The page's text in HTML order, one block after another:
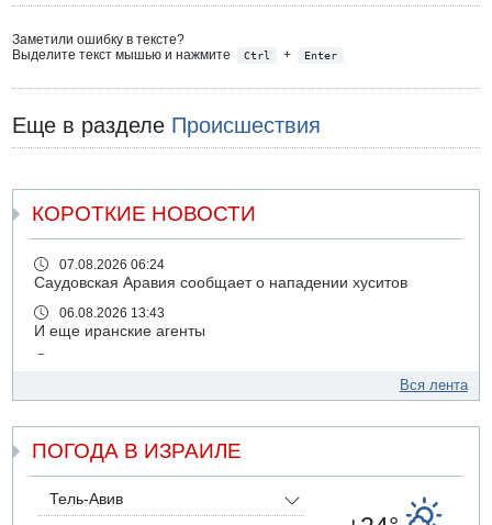
Заметили ошибку в тексте?
Выделите текст мышью и нажмите
Ctrl + Enter
Еще в разделе Происшествия
КОРОТКИЕ НОВОСТИ
07.08.2026 06:24
Саудовская Аравия сообщает о нападении хуситов
06.08.2026 13:43
И еще иранские агенты
электрической компании
06.08.2026 13:07
Возле Кирьят-Арбы пожар на местности
06.08.2026 12:06
США не будут давить на Израиль в вопросе Ливана
Вся лента
ПОГОДА В ИЗРАИЛЕ
Тель-Авив